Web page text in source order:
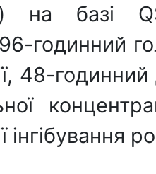
на базі
годинний
48-
інгібування